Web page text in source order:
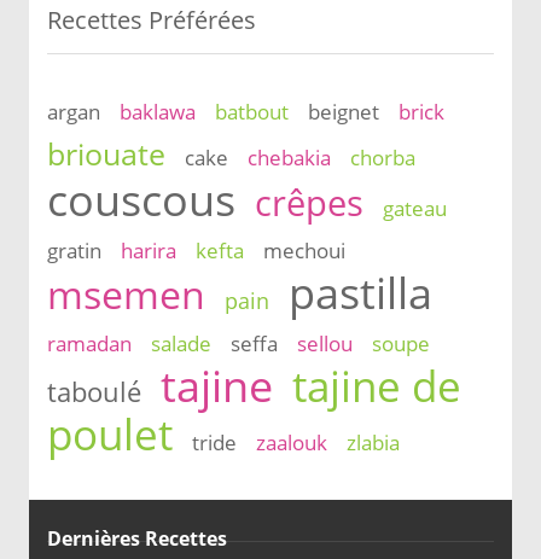
Recettes Préférées
argan baklawa batbout beignet brick
briouate cake chebakia chorba
couscous crêpes
gateau
gratin
harira kefta mechoui
msemen pain pastilla
ramadan salade seffa sellou soupe
taboulé tajine tajine de
poulet
tride zaalouk zlabia
Dernières Recettes